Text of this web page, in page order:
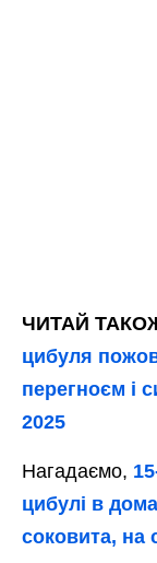
ЧИТАЙ
цибуля
перегноєм і
2025
Нагадаємо,
цибулі в
соковита, на